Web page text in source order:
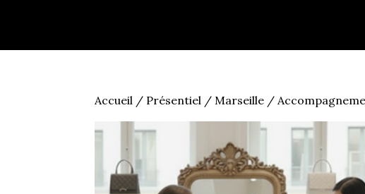
Accueil / Présentiel / Marseille /